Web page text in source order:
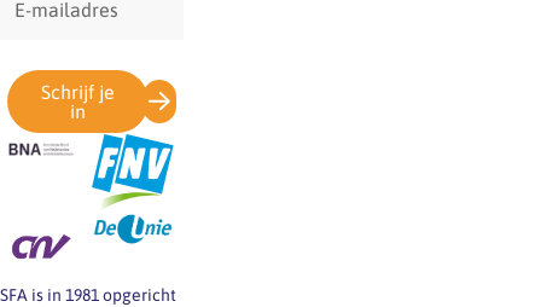
mailadres
Schrijf je
in
SFA is in 1981 opgericht